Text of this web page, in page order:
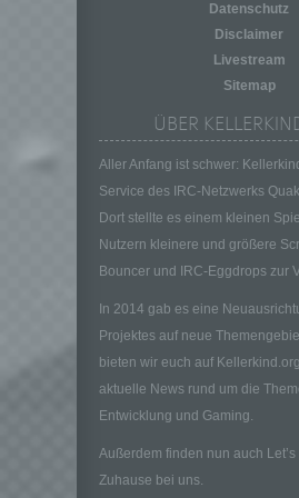
Datenschutz
Disclaimer
Livestream
Sitemap
ÜBER
Aller Anfang ist schwer:
Service des IRC-Netzwerks
Dort stellte es einem kleinen
Nutzern kleinere und größere
Bouncer und IRC-Eggdrops zur
In 2014 gab es eine
Projektes auf neue
bieten wir euch auf
aktuelle News rund um die
Entwicklung und Gaming.
Außerdem finden nun auch
Zuhause bei uns.
auf welche die
ohne Hinzuziehung
Informationen nicht mehr
können, sofern diese
Informationen gesondert
und technischen und
Maßnahmen unterliegen,
dass die
natürlichen Person
Verantwortlicher
Verantwortlicher oder für
Verantwortlicher ist die
juristische Person,
oder andere Stelle, die
gemeinsam mit anderen
und Mittel der
Sind die Zwecke und
Verarbeitung durch das